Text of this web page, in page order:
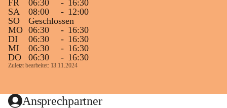
FR
06:30 - 16:30
SA
08:00 - 12:00
SO
Geschlossen
MO 06:30 - 16:30
DI
06:30 - 16:30
MI
06:30 - 16:30
DO
06:30 - 16:30
Zuletzt bearbeitet: 13.11.2024
Ansprechpartner